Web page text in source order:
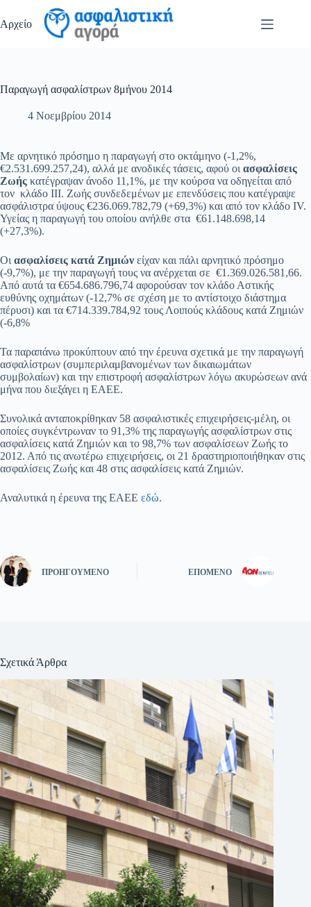
στο
περιεχόμενο
Αρχείο
Παραγωγή ασφαλίστρων 8μήνου 2014
4 Νοεμβρίου 2014
Με αρνητικό πρόσημο η παραγωγή στο οκτάμηνο (-1,2%,
€2.531.699.257,24), αλλά με ανοδικές τάσεις, αφού οι ασφαλίσεις
Ζωής κατέγραψαν άνοδο 11,1%, με την κούρσα να οδηγείται από
τον κλάδο III. Ζωής συνδεδεμένων με επενδύσεις που κατέγραψε
ασφάλιστρα ύψους €236.069.782,79 (+69,3%) και από τον κλάδο IV.
Υγείας η παραγωγή του οποίου ανήλθε στα €61.148.698,14
(+27,3%).
Οι ασφαλίσεις κατά Ζημιών είχαν και πάλι αρνητικό πρόσημο
(-9,7%), με την παραγωγή τους να ανέρχεται σε €1.369.026.581,66.
Από αυτά τα €654.686.796,74 αφορούσαν τον κλάδο Αστικής
ευθύνης οχημάτων (-12,7% σε σχέση με το αντίστοιχο διάστημα
πέρυσι) και τα €714.339.784,92 τους Λοιπούς κλάδους κατά Ζημιών
(-6,8%
Τα παραπάνω προκύπτουν από την έρευνα σχετικά με την παραγωγή
ασφαλίστρων (συμπεριλαμβανομένων των δικαιωμάτων
συμβολαίων) και την επιστροφή ασφαλίστρων λόγω ακυρώσεων ανά
μήνα που διεξάγει η ΕΑΕΕ.
Συνολικά ανταποκρίθηκαν 58 ασφαλιστικές επιχειρήσεις-μέλη, οι
οποίες συγκέντρωναν το 91,3% της παραγωγής ασφαλίστρων στις
ασφαλίσεις κατά Ζημιών και το 98,7% των ασφαλίσεων Ζωής το
2012. Από τις ανωτέρω επιχειρήσεις, οι 21 δραστηριοποιήθηκαν στις
ασφαλίσεις Ζωής και 48 στις ασφαλίσεις κατά Ζημιών.
Αναλυτικά η έρευνα της ΕΑΕΕ εδώ.
ΠΡΟΗΓΟΎΜΕΝΟ ΕΠΌΜΕΝΟ
Σχετικά Άρθρα